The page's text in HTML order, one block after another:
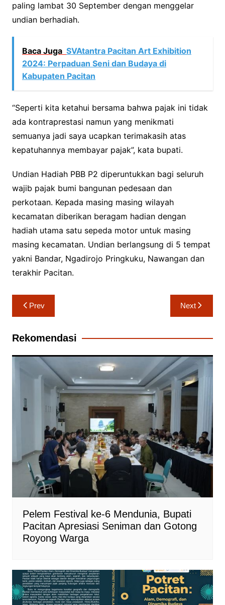
paling lambat 30 September dengan menggelar
undian berhadiah.
Baca Juga SVAtantra Pacitan Art Exhibition
2024: Perpaduan Seni dan Budaya di
Kabupaten Pacitan
“Seperti kita ketahui bersama bahwa pajak ini tidak
ada kontraprestasi namun yang menikmati
semuanya jadi saya ucapkan terimakasih atas
kepatuhannya membayar pajak”, kata bupati.
Undian Hadiah PBB P2 diperuntukkan bagi seluruh
wajib pajak bumi bangunan pedesaan dan
perkotaan. Kepada masing masing wilayah
kecamatan diberikan beragam hadian dengan
hadiah utama satu sepeda motor untuk masing
masing kecamatan. Undian berlangsung di 5 tempat
yakni Bandar, Ngadirojo Pringkuku, Nawangan dan
terakhir Pacitan.
Navigasi
pos
Prev Next
Rekomendasi
Pelem Festival ke-6 Mendunia, Bupati
Pacitan Apresiasi Seniman dan Gotong
Royong Warga